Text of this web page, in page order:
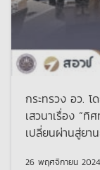
กระทรวง อว.
เสวนาเรื่อง “
เปลี่ยนผ่านสู่ยา
26 พฤศจิกายน 2024